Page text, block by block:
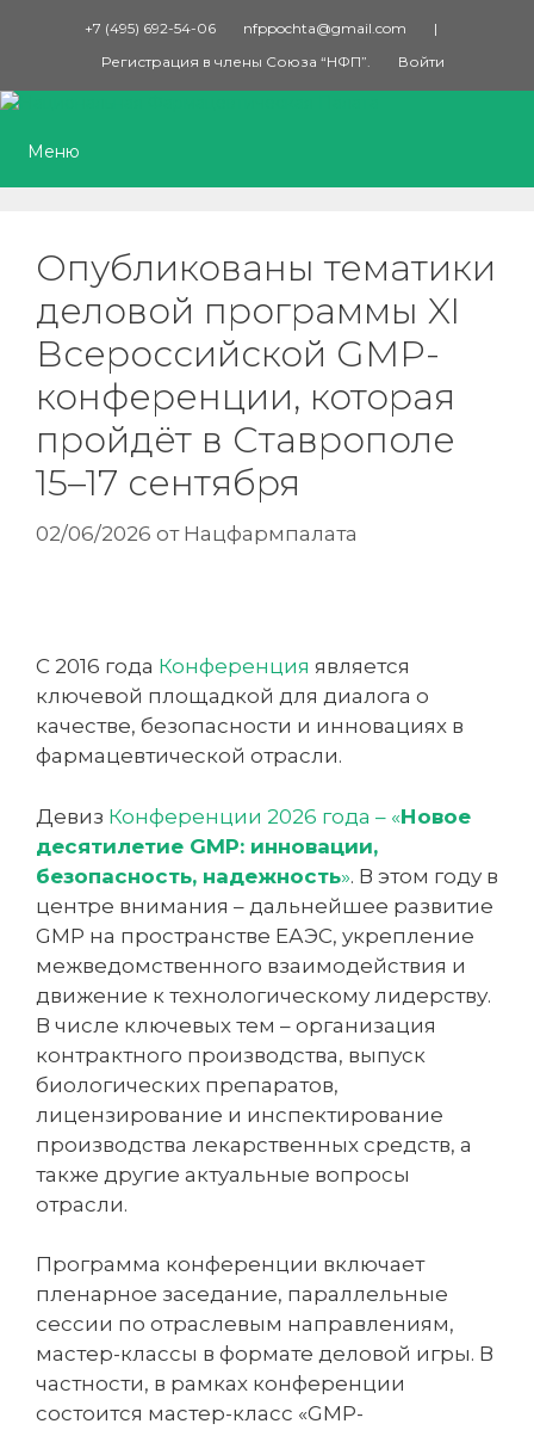
содержимому
+7 (495) 692-54-06 nfppochta@gmail.com
|
Регистрация в члены Союза “НФП”.
Войти
Меню
Опубликованы тематики
деловой программы XI
Всероссийской GMP-
конференции, которая
пройдёт в Ставрополе
15–17 сентября
02/06/2026 от Нацфармпалата
С 2016 года Конференция является
ключевой площадкой для диалога о
качестве, безопасности и инновациях в
фармацевтической отрасли.
Девиз Конференции 2026 года – «Новое
десятилетие GMP: инновации,
безопасность, надежность». В этом году в
центре внимания – дальнейшее развитие
GMP на пространстве ЕАЭС, укрепление
межведомственного взаимодействия и
движение к технологическому лидерству.
В числе ключевых тем – организация
контрактного производства, выпуск
биологических препаратов,
лицензирование и инспектирование
производства лекарственных средств, а
также другие актуальные вопросы
отрасли.
Программа конференции включает
пленарное заседание, параллельные
сессии по отраслевым направлениям,
мастер-классы в формате деловой игры. В
частности, в рамках конференции
состоится мастер-класс «GMP-